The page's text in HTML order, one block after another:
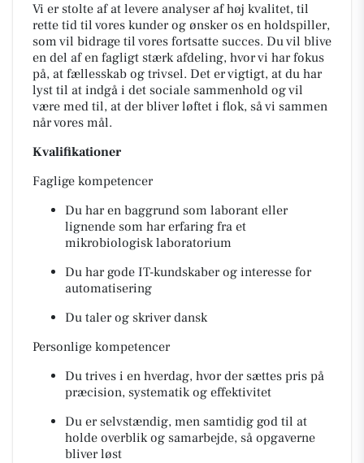
Vi er stolte af at levere analyser af høj kvalitet, til
rette tid til vores kunder og ønsker os en holdspiller,
som vil bidrage til vores fortsatte succes. Du vil blive
en del af en fagligt stærk afdeling, hvor vi har fokus
på, at fællesskab og trivsel. Det er vigtigt, at du har
lyst til at indgå i det sociale sammenhold og vil
være med til, at der bliver løftet i flok, så vi sammen
når vores mål.
Kvalifikationer
Faglige kompetencer
Du har en baggrund som laborant eller
lignende som har erfaring fra et
mikrobiologisk laboratorium
Du har gode IT-kundskaber og interesse for
automatisering
Du taler og skriver dansk
Personlige kompetencer
Du trives i en hverdag, hvor der sættes pris på
præcision, systematik og effektivitet
Du er selvstændig, men samtidig god til at
holde overblik og samarbejde, så opgaverne
bliver løst